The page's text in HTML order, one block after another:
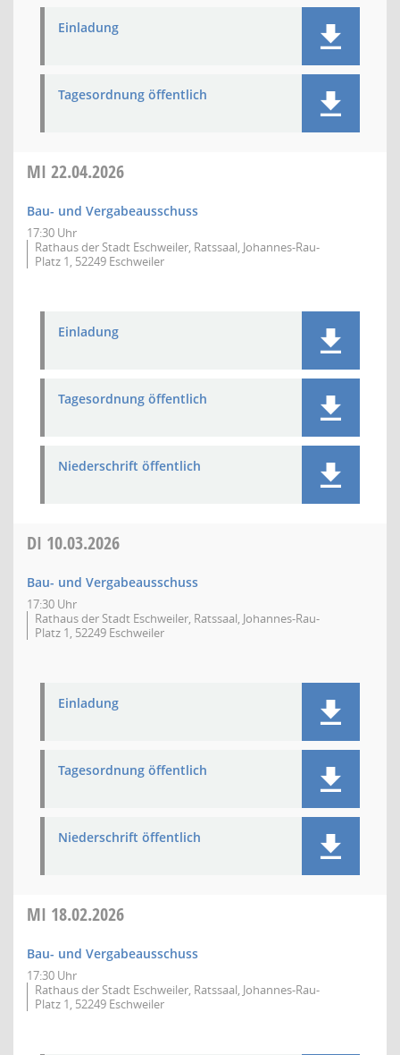
Einladung
Tagesordnung öffentlich
MI 22.04.2026
Bau- und Vergabeausschuss
17:30 Uhr
Rathaus der Stadt Eschweiler, Ratssaal, Johannes-Rau-
Platz 1, 52249 Eschweiler
Einladung
Tagesordnung öffentlich
Niederschrift öffentlich
DI 10.03.2026
Bau- und Vergabeausschuss
17:30 Uhr
Rathaus der Stadt Eschweiler, Ratssaal, Johannes-Rau-
Platz 1, 52249 Eschweiler
Einladung
Tagesordnung öffentlich
Niederschrift öffentlich
MI 18.02.2026
Bau- und Vergabeausschuss
17:30 Uhr
Rathaus der Stadt Eschweiler, Ratssaal, Johannes-Rau-
Platz 1, 52249 Eschweiler